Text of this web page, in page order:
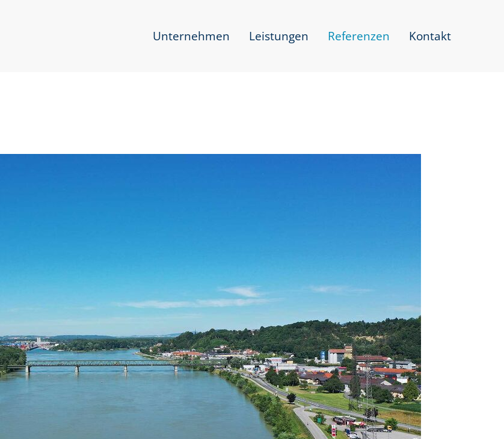
Unternehmen Leistungen Referenzen Kontakt